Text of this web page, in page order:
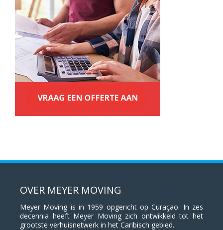
OVER MEYER MOVING
Meyer Moving is in 1959 opgericht op Curaçao. In zes
decennia heeft Meyer Moving zich ontwikkeld tot het
grootste verhuisnetwerk in het Caribisch gebied.